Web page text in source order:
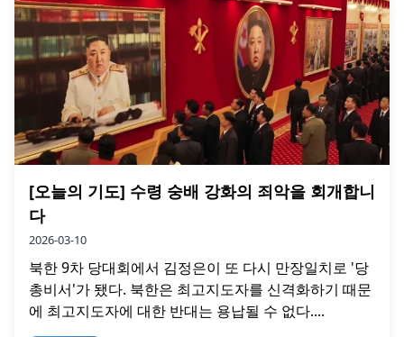
[오늘의 기도] 수령 숭배 강화의 죄악을 회개합니
다
2026-03-10
북한 9차 당대회에서 김정은이 또 다시 만장일치로 '당
총비서'가 됐다. 북한은 최고지도자를 신격화하기 때문
에 최고지도자에 대한 반대는 용납될 수 없다....